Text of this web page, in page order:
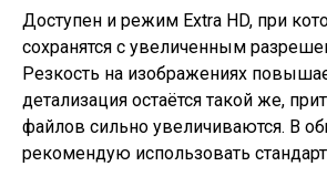
Доступен и режим Extra HD, при
сохранятся с увеличенным
Резкость на изображениях
детализация остаётся такой же,
файлов сильно увеличиваются. В
рекомендую использовать